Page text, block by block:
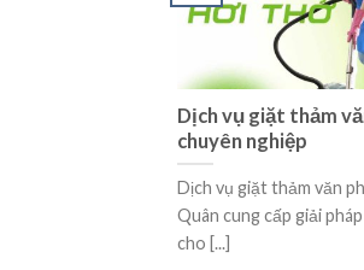
Dịch vụ giặt thảm
chuyên nghiệp
Dịch vụ giặt thảm văn
Quân cung cấp giải
cho [...]